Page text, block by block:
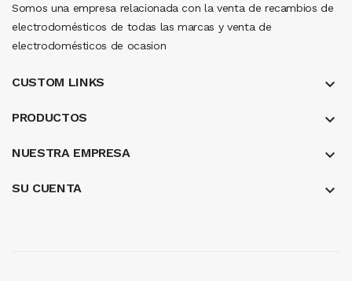
Somos una empresa relacionada con la venta de recambios de
electrodomésticos de todas las marcas y venta de
electrodomésticos de ocasion
CUSTOM LINKS keyboard_arrow_down
PRODUCTOS keyboard_arrow_down
NUESTRA EMPRESA keyboard_arrow_down
SU CUENTA 